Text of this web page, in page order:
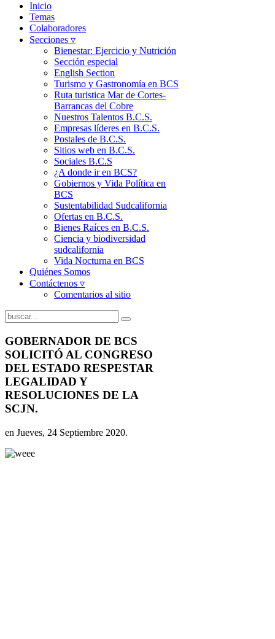
Inicio
Temas
Colaboradores
Secciones ▿
Bienestar: Ejercicio y Nutrición
Sección especial
English Section
Turismo y Gastronomía en BCS
Ruta turistica Mar de Cortes-
Barrancas del Cobre
Nuestros Talentos B.C.S.
Empresas líderes en B.C.S.
Postales de B.C.S.
Sitios web en B.C.S.
Sociales B.C.S
¿A donde ir en BCS?
Gobiernos y Vida Política en
BCS
Sustentabilidad Sudcalifornia
Ofertas en B.C.S.
Bienes Raíces en B.C.S.
Ciencia y biodiversidad
sudcalifornia
Vida Nocturna en BCS
Quiénes Somos
Contáctenos ▿
Comentarios al sitio
GOBERNADOR DE BCS
SOLICITÓ AL CONGRESO
DEL ESTADO RESPESTAR
LEGALIDAD Y
RESOLUCIONES DE LA
SCJN.
en Jueves, 24 Septiembre 2020.